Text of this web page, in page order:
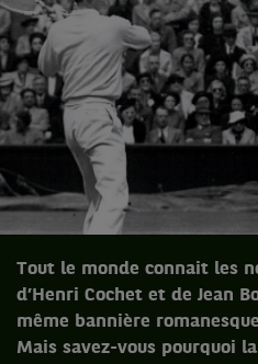
Tout le monde connait les
d’Henri Cochet et de Jean
même bannière
Mais savez-vous pourquoi